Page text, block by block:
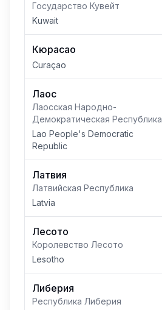
Государство Кувейт
Kuwait
Кюрасао
Curaçao
Лаос
Лаосская Народно-
Демократическая Республика
Lao People's Democratic
Republic
Латвия
Латвийская Республика
Latvia
Лесото
Королевство Лесото
Lesotho
Либерия
Республика Либерия